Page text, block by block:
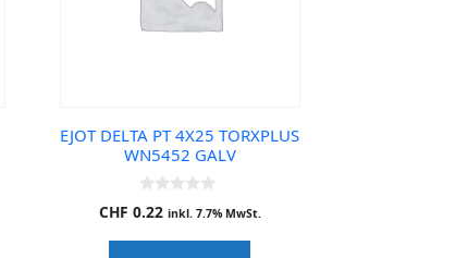
EJOT DELTA PT 4X25 TORXPLUS
WN5452 GALV
0
o
CHF 0.22 inkl. 7.7% MwSt.